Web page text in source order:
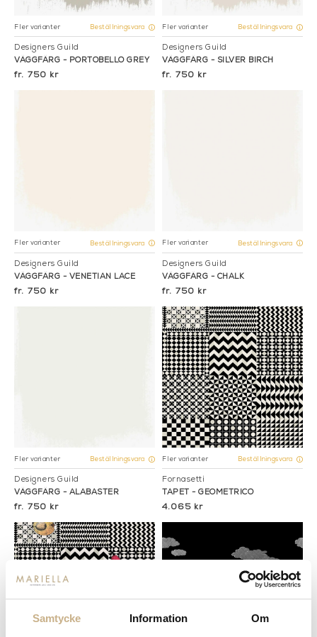
Samtycke Information Om
Fler varianter Beställningsvara
Designers Guild
VÄGGFÄRG - PORTOBELLO GREY
750 kr
Fler varianter Beställningsvara
Designers Guild
VÄGGFÄRG - SILVER BIRCH
750 kr
Fler varianter Beställningsvara
Designers Guild
VÄGGFÄRG - VENETIAN LACE
750 kr
Fler varianter Beställningsvara
Designers Guild
VÄGGFÄRG - CHALK
750 kr
Fler varianter Beställningsvara
Designers Guild
VÄGGFÄRG - ALABASTER
750 kr
Fler varianter Beställningsvara
Fornasetti
TAPET - GEOMETRICO
4.065 kr